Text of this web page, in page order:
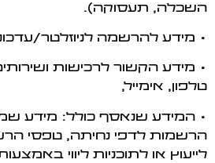
השכלה, תעסוקה).
• מידע להרשמה לניוזלטר/
• מידע הקשור לרכישות
טלפון, אימייל,
• המידע שנאסף כולל: מידע
הרשמות לדפי נחיתה, טפסי
לייעוץ או לתוכניות ליווי